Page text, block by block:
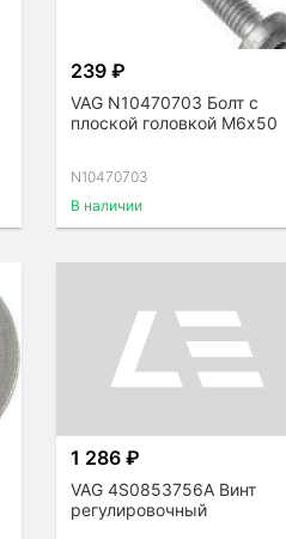
239 ₽
VAG N10470703 Болт с
плоской головкой М6х50
N10470703
В наличии
1 286 ₽
VAG 4S0853756A Винт
регулировочный